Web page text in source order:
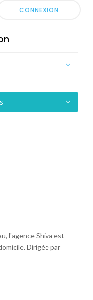
CONNEXION
l'agence Shiva est
Dirigée par